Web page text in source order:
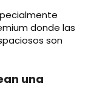
donde las
son
una